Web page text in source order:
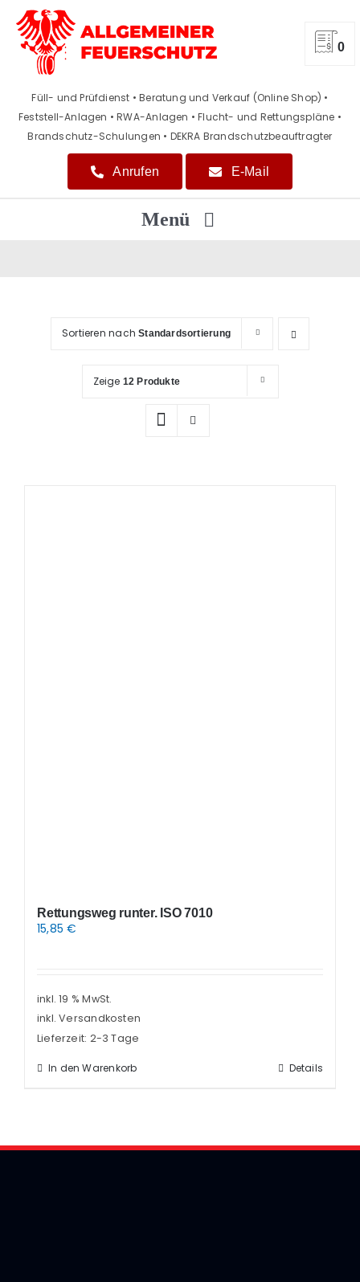
Inhalt
springen
Füll- und Prüfdienst • Beratung und Verkauf (Online Shop) •
Feststell-Anlagen • RWA-Anlagen • Flucht- und Rettungspläne •
Brandschutz-Schulungen • DEKRA Brandschutzbeauftragter
Anrufen E-Mail
0
Menü
Sortieren nachStandardsortierung
Zeige 12 Produkte
Rettungsweg runter. ISO 7010
15,85€
inkl. 19 % MwSt.
inkl. Versandkosten
Lieferzeit: 2-3 Tage
In den Warenkorb Details